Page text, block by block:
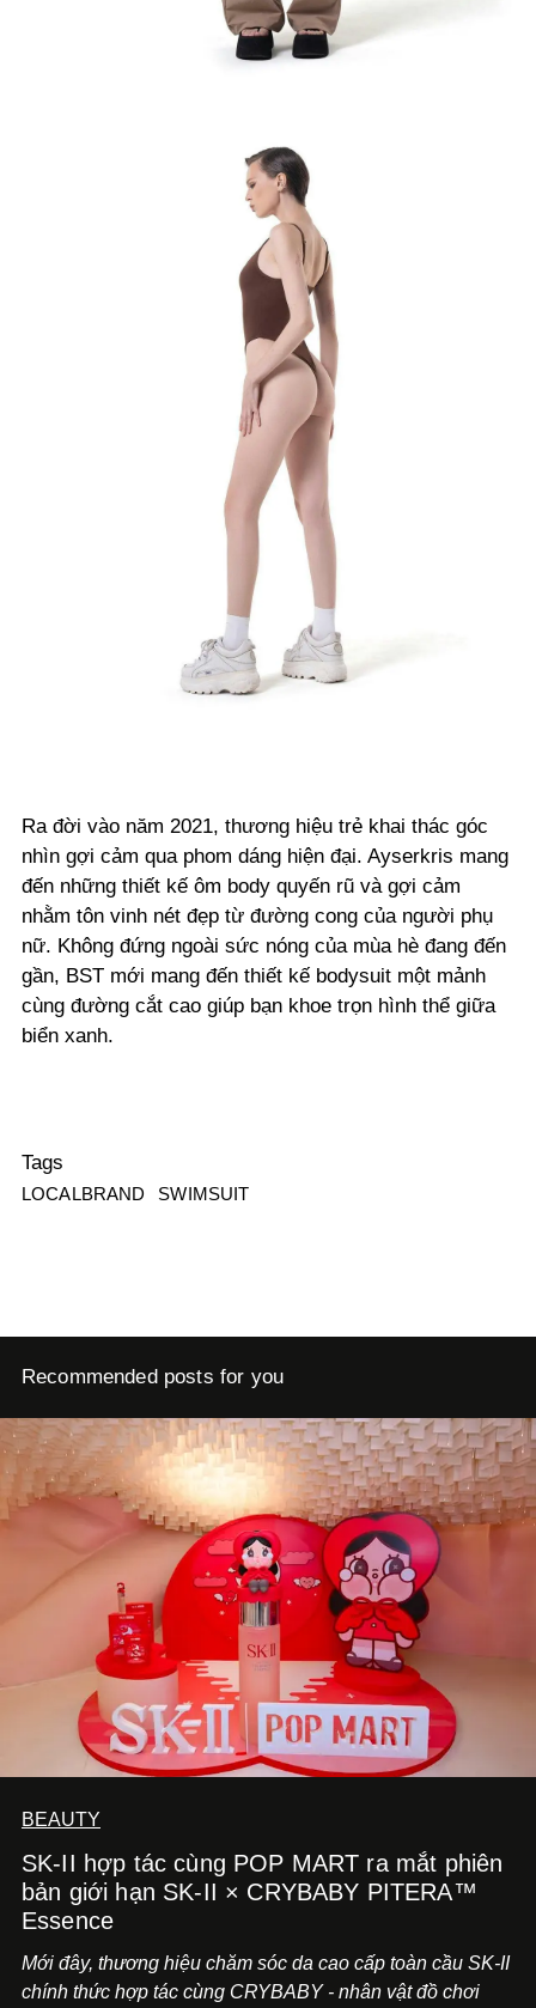
Ra đời vào năm 2021, thương hiệu trẻ khai thác góc
nhìn gợi cảm qua phom dáng hiện đại. Ayserkris mang
đến những thiết kế ôm body quyến rũ và gợi cảm
nhằm tôn vinh nét đẹp từ đường cong của người phụ
nữ. Không đứng ngoài sức nóng của mùa hè đang đến
gần, BST mới mang đến thiết kế bodysuit một mảnh
cùng đường cắt cao giúp bạn khoe trọn hình thể giữa
biển xanh.
Tags
LOCALBRAND SWIMSUIT
Recommended posts for you
BEAUTY
SK-II hợp tác cùng POP MART ra mắt phiên
bản giới hạn SK-II × CRYBABY PITERA™
Essence
Mới đây, thương hiệu chăm sóc da cao cấp toàn cầu SK-II
chính thức hợp tác cùng CRYBABY - nhân vật đồ chơi